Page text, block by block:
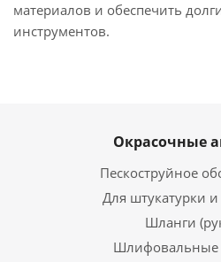
материалов и обеспечить
инструментов.
Окрасочные
Пескоструйное
Для штукатурки
Шланги